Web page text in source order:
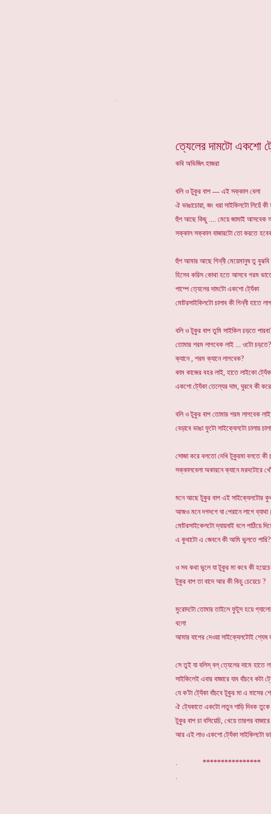
ত্যেলের দামটো একশো
কবি অভিজিৎ হাজরা
বলি ও টুকুর বাপ --- এই সক্কাল বেলা
ঐ ভাঙাচোরা, জং ধরা সাইকিলটো লিয়েঁ
হুঁশ আছে কিছু .... মেয়ে জামাই আসবেক
সক্কাল সক্কাল বাজারটো তো করতে
হুঁশ আমার আছে গিন্নী মেয়েমানুষ তু
হিসেব করিস কোথা হতে আসবে গরম
পাম্পে ত্যেলের দামটো একশো ট্যেঁকা
মোটরসাইকিলটো চালাব কী গিন্নী হাতে
বলি ও টুকুর বাপ তুমি সাইকিল চড়তে
তোমার শরম লাগবেক লাই ... ওটো চড়তে?
ক্যানে , শরম ক্যানে লাগবেক?
কাম কাজের বহর লাই, হাতে লাইকো
একশো ট্যেঁকা তেল্যের দাম, ঘুরবে কী করে
বলি ও টুকুর বাপ তোমার শরম লাগবেক
বেড়াবে ভাঙা ফুটো সাইক্যেলটো চালায়
সোজা করে বলতো দেখি টুকুরমা বলতে কী
সক্কালবেলা অকারনে ক্যানে মরদটোরে
মনে আছে টুকুর বাপ এই সাইক্যেলটোর
আজ‌ও মনে দগদগে ঘা পেরানে লাগে
মোটরসাইকেলটো দ্যায়নাই বলে পাঠিয়ে
এ কুথাটো এ জেবনে কী আমি ভুলতে পারি?
ও সব কথা ভুলে যা টুকুর মা কবে কী হয়েচে
টুকুর বাপ তা বাদে আর কী কিচু চেয়েচে ?
মুরোদটো তোমার তাইলে ফুটুস হয়ে গ্যালো
বলো
আমার বাপের দেওয়া সাইক্যেলটোই
সে তুই যা বলিস্ বল্ ত্যেলের দামে হাতে
সাইকিলেই এবার বাজারে যাব বাঁচবে কটা
যে ক'টা ট্যেঁকা বাঁচবে টুকুর মা এ মাসের
ঐ ট্যেকাতে একটো লতুন শাড়ি দিবক
টুকুর বাপ চা বসিয়েচি, খেয়ে তারপর
আর এই লাও একশো ট্যেঁকা সাইকিলটো
.